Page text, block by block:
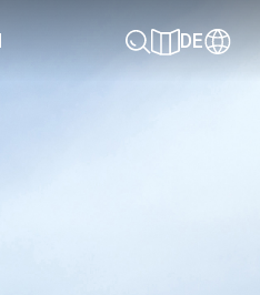
DE